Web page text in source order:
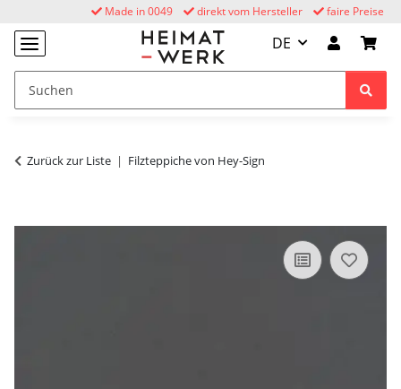
faire Preise
direkt vom Hersteller
Made in 0049
DE
Zurück zur Liste Filzteppiche von Hey-Sign